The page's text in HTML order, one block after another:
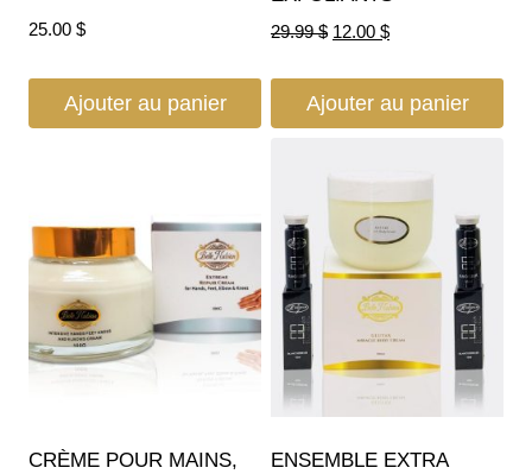
25.00 $
Ajouter au panier
29.99$ 12.00 $
Ajouter au panier
CRÈME POUR MAINS,
ENSEMBLE EXTRA